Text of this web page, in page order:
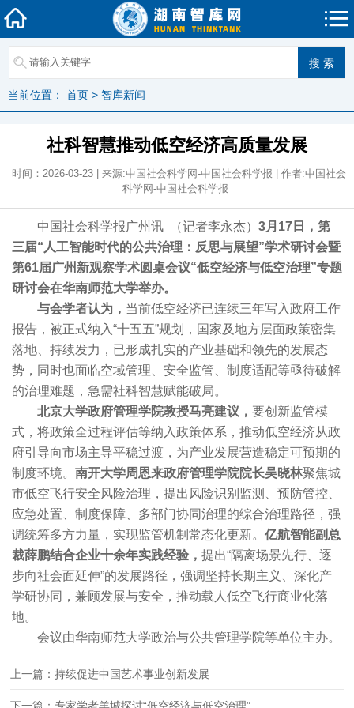
当前位置： 首页 > 智库新闻
社科智慧推动低空经济高质量发展
时间：2026-03-23 | 来源:中国社会科学网-中国社会科学报 | 作者:中国社会
科学网-中国社会科学报
中国社会科学报广州讯 （记者李永杰） 3月17日，第
三届“人工智能时代的公共治理：反思与展望”学术研讨会暨
第61届广州新观察学术圆桌会议“低空经济与低空治理”专题
研讨会在华南师范大学举办。
与会学者认为， 当前低空经济已连续三年写入政府工作
报告，被正式纳入“十五五”规划，国家及地方层面政策密集
落地、持续发力，已形成扎实的产业基础和领先的发展态
势，同时也面临空域管理、安全监管、制度适配等亟待破解
的治理难题，急需社科智慧赋能破局。
北京大学政府管理学院教授马亮建议， 要创新监管模
式，将政策全过程评估等纳入政策体系，推动低空经济从政
府引导向市场主导平稳过渡，为产业发展营造稳定可预期的
制度环境。 南开大学周恩来政府管理学院院长吴晓林聚焦城
市低空飞行安全风险治理，提出风险识别监测、预防管控、
应急处置、制度保障、多部门协同治理的综合治理路径，强
调统筹多方力量，实现监管机制常态化更新。 亿航智能副总
裁薛鹏结合企业十余年实践经验， 提出“隔离场景先行、逐
步向社会面延伸”的发展路径，强调坚持长期主义、深化产
学研协同，兼顾发展与安全，推动载人低空飞行商业化落
地。
会议由华南师范大学政治与公共管理学院等单位主办。
上一篇：持续促进中国艺术事业创新发展